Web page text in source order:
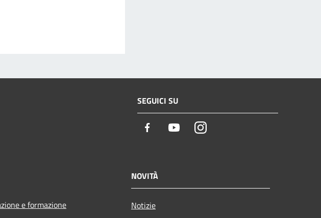
SEGUICI SU
Facebook YoutubeInstagram
e formazione
NOVITÀ
Notizie